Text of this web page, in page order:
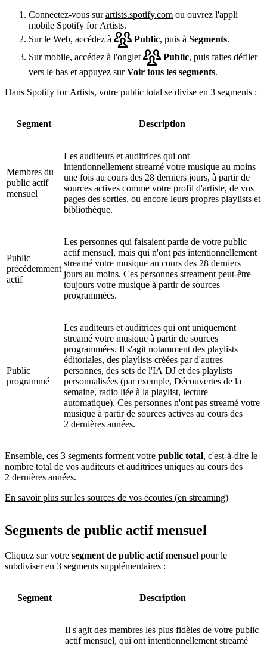
Connectez-vous surartists.spotify.com ou ouvrez l'appli
mobile Spotify for Artists.
Sur le Web, accédez à
Public, puis à Segments.
Sur mobile, accédez à l'onglet
Public, puis faites défiler
vers le bas et appuyez surVoir tous les segments.
Dans Spotify for Artists, votre public total se divise en 3 segments :
Segment Description
Membres du
public actif
mensuel
Les auditeurs et auditrices qui ont
intentionnellement streamé votre musique au moins
une fois au cours des 28 derniers jours, à partir de
sources actives comme votre profil d'artiste, de vos
pages des sorties, ou encore leurs propres playlists et
bibliothèque.
Public
précédemment
actif
Les personnes qui faisaient partie de votre public
actif mensuel, mais qui n'ont pas intentionnellement
streamé votre musique au cours des 28 derniers
jours au moins. Ces personnes streament peut-être
toujours votre musique à partir de sources
programmées.
Public
programmé
Les auditeurs et auditrices qui ont uniquement
streamé votre musique à partir de sources
programmées. Il s'agit notamment des playlists
éditoriales, des playlists créées par d'autres
personnes, des sets de l'IA DJ et des playlists
personnalisées (par exemple, Découvertes de la
semaine, radio liée à la playlist, lecture
automatique). Ces personnes n'ont pas streamé votre
musique à partir de sources actives au cours des
2 dernières années.
Ensemble, ces 3 segments forment votre public total, c'est-à-dire le
nombre total de vos auditeurs et auditrices uniques au cours des
2 dernières années.
En savoir plus sur les sources de vos écoutes (en streaming)
Segments de public actif mensuel
Cliquez sur votre segment de public actif mensuel pour le
subdiviser en 3 segments supplémentaires :
Segment Description
Il s'agit des membres les plus fidèles de votre public
actif mensuel, qui ont intentionnellement streamé